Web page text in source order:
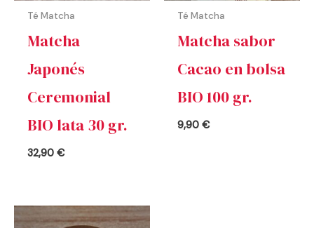
Té Matcha
Matcha
Japonés
Ceremonial
BIO lata 30 gr.
32,90€
Té Matcha
Matcha sabor
Cacao en bolsa
BIO 100 gr.
9,90€